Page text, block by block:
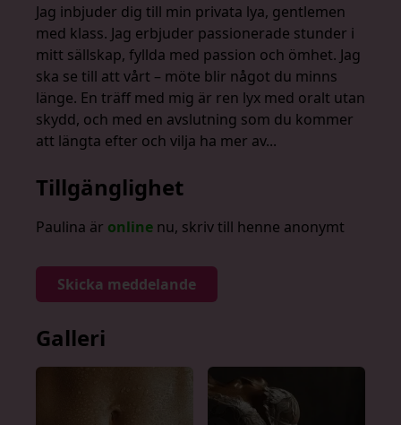
Jag inbjuder dig till min privata lya, gentlemen
med klass. Jag erbjuder passionerade stunder i
mitt sällskap, fyllda med passion och ömhet. Jag
ska se till att vårt – möte blir något du minns
länge. En träff med mig är ren lyx med oralt utan
skydd, och med en avslutning som du kommer
att längta efter och vilja ha mer av...
Tillgänglighet
Paulina är online nu, skriv till henne anonymt
Skicka meddelande
Galleri